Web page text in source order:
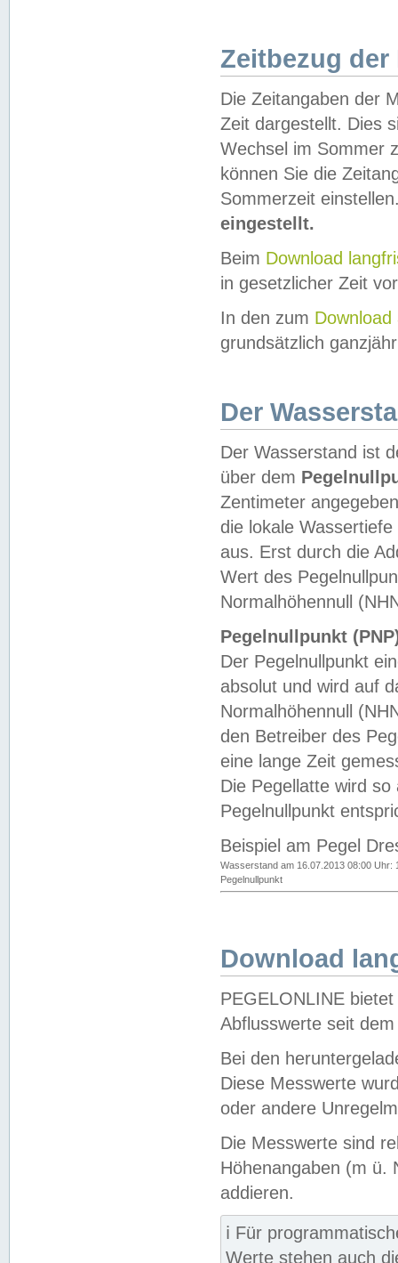
Zeitbezug der
Die Zeitangaben der
Zeit dargestellt. Dies
Wechsel im Sommer
können Sie die
Sommerzeit
eingestellt.
Beim Download
in gesetzlicher Zeit
In den zum Download
grundsätzlich
Der
Der Wasserstand ist
über dem
Zentimeter
die lokale
aus. Erst durch die
Wert des
Normalhöhennull
Pegelnullpunkt
Der Pegelnullpunkt
absolut und wird auf
Normalhöhennull
den Betreiber des
eine lange Zeit
Die Pegellatte wird
Pegelnullpunkt
Beispiel am Pegel
Wasserstand am 16.07.2013 08:00 Uhr:
Pegelnullpunkt
Download
PEGELONLINE
Abflusswerte seit
Bei den
Diese Messwerte
oder andere
Die Messwerte sind
Höhenangaben (m ü.
addieren.
ℹ️ Für
Werte stehen auch